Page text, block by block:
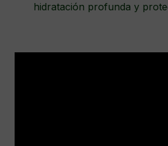
hidratación profunda y